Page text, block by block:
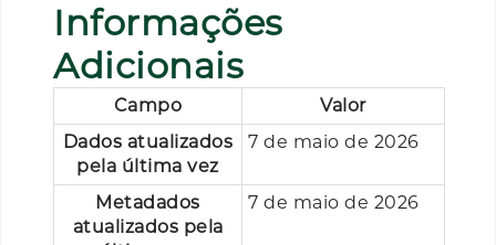
Informações
Adicionais
Campo
Valor
Dados atualizados
pela última vez
7 de maio de 2026
Metadados
atualizados pela
7 de maio de 2026